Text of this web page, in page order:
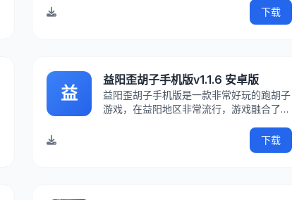
的棋牌比拼，游戏设置了非常搞笑的方言配
音，带给你浓浓的家乡味道，还汇聚了各种
下载
益
益阳歪胡子手机版v1.1.6 安卓版
益阳歪胡子手机版是一款非常好玩的跑胡子
游戏，在益阳地区非常流行，游戏融合了益
动，赢牌还能赢话费！欢迎各位玩家前来it
猫扑下载使用！游戏介绍歪胡子是中华民族
下载